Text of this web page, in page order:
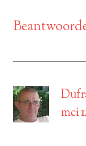
mei